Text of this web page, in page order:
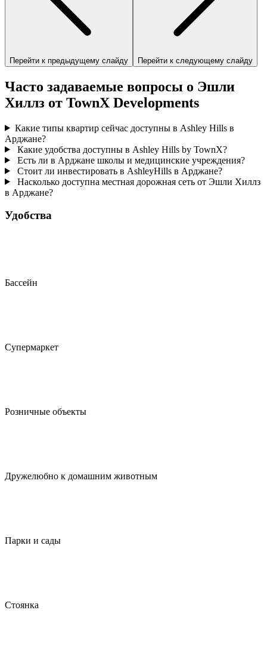
Перейти к предыдущему слайду Перейти к следующему слайду
Часто задаваемые вопросы о Эшли
Хиллз от TownX Developments
Какие типы квартир сейчас доступны в Ashley Hills в
Арджане?
Какие удобства доступны в Ashley Hills by TownX?
Есть ли в Арджане школы и медицинские учреждения?
Стоит ли инвестировать в AshleyHills в Арджане?
Насколько доступна местная дорожная сеть от Эшли Хиллз
в Арджане?
Удобства
Бассейн
Супермаркет
Розничные объекты
Дружелюбно к домашним животным
Парки и сады
Стоянка